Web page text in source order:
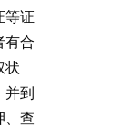
等证
有合
状
到
、查